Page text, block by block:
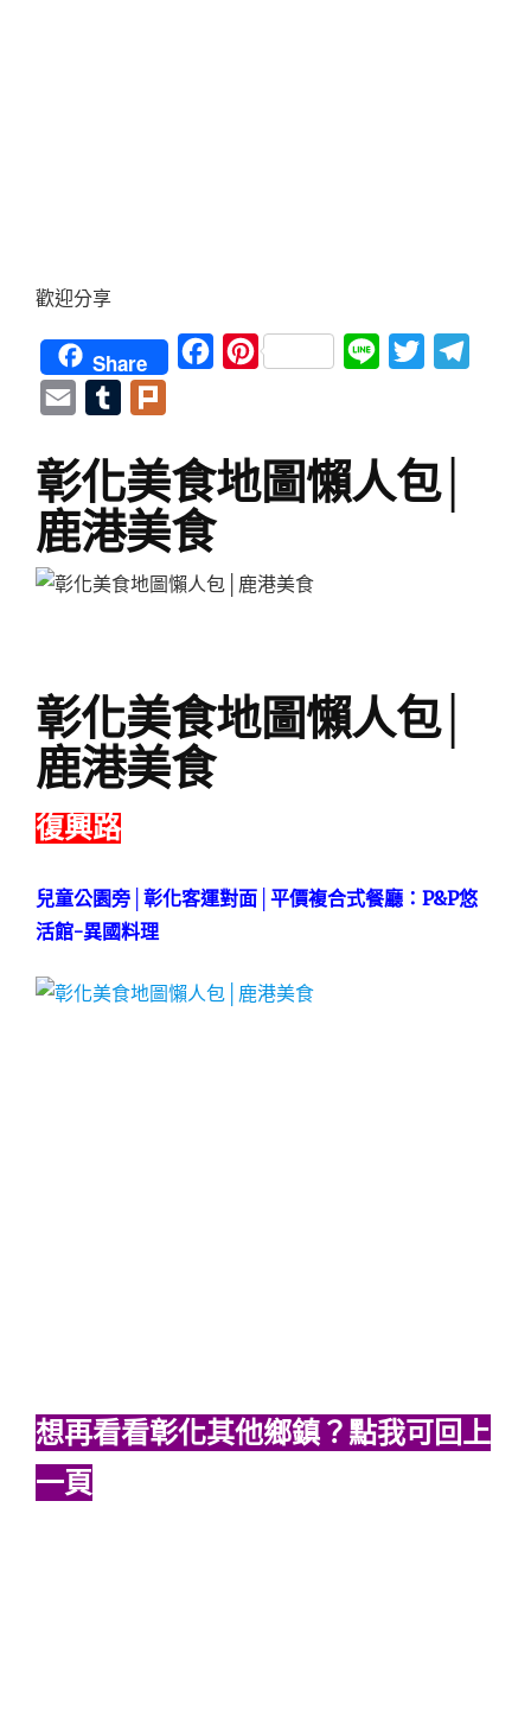
歡迎分享
Share FacebookPinterest Line Twitter
Email Tumblr
彰化美食地圖懶人包│
鹿港美食
彰化美食地圖懶人包│
鹿港美食
復興路
兒童公園旁│彰化客運對面│平價複合式餐廳：P&P悠
活館-異國料理
想再看看彰化其他鄉鎮？點我可回上
一頁